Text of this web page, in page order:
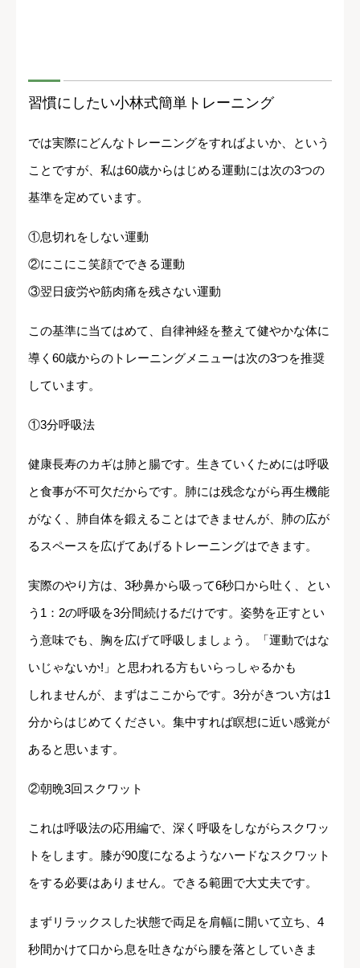
習慣にしたい小林式簡単トレーニング
では実際にどんなトレーニングをすればよいか、という
ことですが、私は60歳からはじめる運動には次の3つの
基準を定めています。
①息切れをしない運動
②にこにこ笑顔でできる運動
③翌日疲労や筋肉痛を残さない運動
この基準に当てはめて、自律神経を整えて健やかな体に
導く60歳からのトレーニングメニューは次の3つを推奨
しています。
①3分呼吸法
健康長寿のカギは肺と腸です。生きていくためには呼吸
と食事が不可欠だからです。肺には残念ながら再生機能
がなく、肺自体を鍛えることはできませんが、肺の広が
るスペースを広げてあげるトレーニングはできます。
実際のやり方は、3秒鼻から吸って6秒口から吐く、とい
う1：2の呼吸を3分間続けるだけです。姿勢を正すとい
う意味でも、胸を広げて呼吸しましょう。「運動ではな
いじゃないか!」と思われる方もいらっしゃるかも
しれませんが、まずはここからです。3分がきつい方は1
分からはじめてください。集中すれば瞑想に近い感覚が
あると思います。
②朝晩3回スクワット
これは呼吸法の応用編で、深く呼吸をしながらスクワッ
トをします。膝が90度になるようなハードなスクワット
をする必要はありません。できる範囲で大丈夫です。
まずリラックスした状態で両足を肩幅に開いて立ち、4
秒間かけて口から息を吐きながら腰を落としていきま